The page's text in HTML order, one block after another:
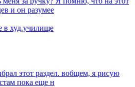
и он разумее
в худ.училище
этот раздел. вобщем, я рисую
пока еще н